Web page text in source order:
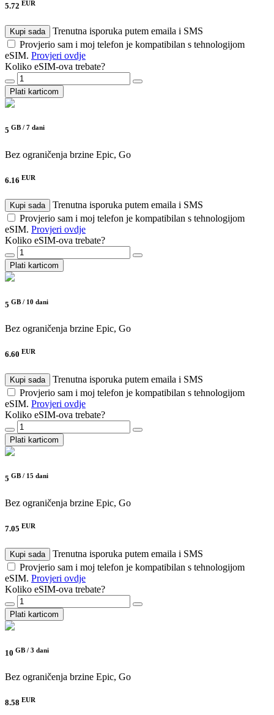
5.72 EUR
Kupi sada
Trenutna isporuka putem emaila i SMS
Provjerio sam i moj telefon je kompatibilan s tehnologijom
eSIM. Provjeri ovdje
Koliko eSIM-ova trebate?
Plati karticom
5 GB / 7 dani
Bez ograničenja brzine Epic, Go
6.16 EUR
Kupi sada
Trenutna isporuka putem emaila i SMS
Provjerio sam i moj telefon je kompatibilan s tehnologijom
eSIM. Provjeri ovdje
Koliko eSIM-ova trebate?
Plati karticom
5 GB / 10 dani
Bez ograničenja brzine Epic, Go
6.60 EUR
Kupi sada
Trenutna isporuka putem emaila i SMS
Provjerio sam i moj telefon je kompatibilan s tehnologijom
eSIM. Provjeri ovdje
Koliko eSIM-ova trebate?
Plati karticom
5 GB / 15 dani
Bez ograničenja brzine Epic, Go
7.05 EUR
Kupi sada
Trenutna isporuka putem emaila i SMS
Provjerio sam i moj telefon je kompatibilan s tehnologijom
eSIM. Provjeri ovdje
Koliko eSIM-ova trebate?
Plati karticom
10 GB / 3 dani
Bez ograničenja brzine Epic, Go
8.58 EUR